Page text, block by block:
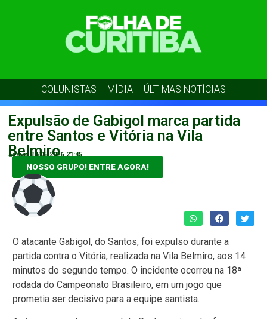
COLUNISTAS MÍDIA ÚLTIMAS NOTÍCIAS
Expulsão de Gabigol marca partida
entre Santos e Vitória na Vila
Belmiro
admin 30/05/2026 21:45
NOSSO GRUPO! ENTRE AGORA!
O atacante Gabigol, do Santos, foi expulso durante a
partida contra o Vitória, realizada na Vila Belmiro, aos 14
minutos do segundo tempo. O incidente ocorreu na 18ª
rodada do Campeonato Brasileiro, em um jogo que
prometia ser decisivo para a equipe santista.